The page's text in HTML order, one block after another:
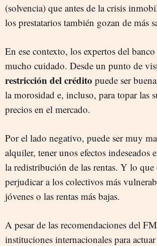
(solvencia) que antes de la crisis
los prestatarios también gozan de más
En ese contexto, los expertos del
mucho cuidado. Desde un punto de
restricción del crédito puede ser
la morosidad e, incluso, para topar las
precios en el mercado.
Por el lado negativo, puede ser muy
alquiler, tener unos efectos indeseados
la redistribución de las rentas. Y lo que
perjudicar a los colectivos más
jóvenes o las rentas más bajas.
A pesar de las recomendaciones del
instituciones internacionales para